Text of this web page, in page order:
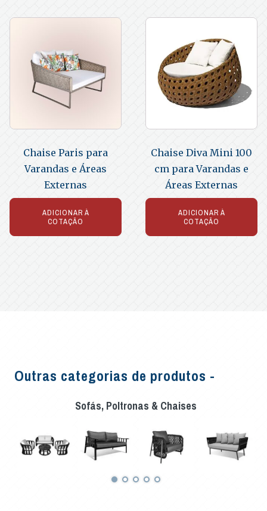
Chaise Paris para
Varandas e Áreas
Externas
ADICIONAR À
COTAÇÃO
Chaise Diva Mini 100
cm para Varandas e
Áreas Externas
ADICIONAR À
COTAÇÃO
Outras categorias de produtos -
Sofás, Poltronas & Chaises